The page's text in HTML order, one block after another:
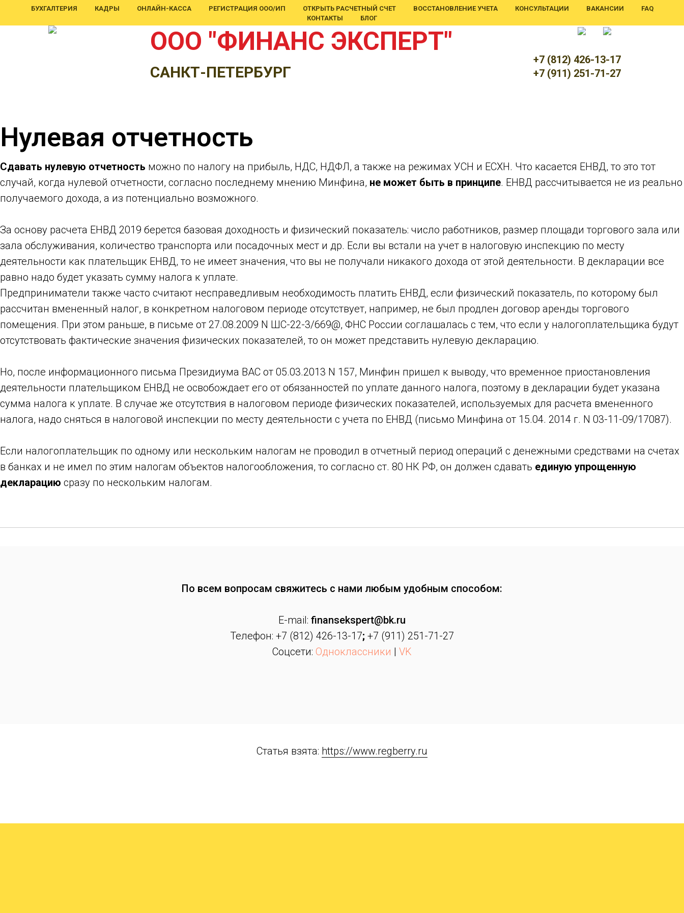
ООО "ФИНАНС ЭКСПЕРТ"
САНКТ-ПЕТЕРБУРГ +7 (911) 251-71-27
+7 (812) 426-13-17
БУХГАЛТЕРИЯ КАДРЫ ОНЛАЙН-КАССА РЕГИСТРАЦИЯ ООО/ИП ОТКРЫТЬ РАСЧЕТНЫЙ СЧЕТ ВОССТАНОВЛЕНИЕ УЧЕТА КОНСУЛЬТАЦИИ ВАКАНСИИ
FAQ
КОНТАКТЫ
БЛОГ
Нулевая отчетность
Сдавать нулевую отчетность можно по налогу на прибыль, НДС, НДФЛ, а также на режимах УСН и ЕСХН. Что касается ЕНВД, то это тот
случай, когда нулевой отчетности, согласно последнему мнению Минфина, не может быть в принципе. ЕНВД рассчитывается не из реально
получаемого дохода, а из потенциально возможного.
За основу расчета ЕНВД 2019 берется базовая доходность и физический показатель: число работников, размер площади торгового зала или
зала обслуживания, количество транспорта или посадочных мест и др. Если вы встали на учет в налоговую инспекцию по месту
деятельности как плательщик ЕНВД, то не имеет значения, что вы не получали никакого дохода от этой деятельности. В декларации все
равно надо будет указать сумму налога к уплате.
Предприниматели также часто считают несправедливым необходимость платить ЕНВД, если физический показатель, по которому был
рассчитан вмененный налог, в конкретном налоговом периоде отсутствует, например, не был продлен договор аренды торгового
помещения. При этом раньше, в письме от 27.08.2009 N ШС-22-3/669@, ФНС России соглашалась с тем, что если у налогоплательщика будут
отсутствовать фактические значения физических показателей, то он может представить нулевую декларацию.
Но, после информационного письма Президиума ВАС от 05.03.2013 N 157, Минфин пришел к выводу, что временное приостановления
деятельности плательщиком ЕНВД не освобождает его от обязанностей по уплате данного налога, поэтому в декларации будет указана
сумма налога к уплате. В случае же отсутствия в налоговом периоде физических показателей, используемых для расчета вмененного
налога, надо сняться в налоговой инспекции по месту деятельности с учета по ЕНВД (письмо Минфина от 15.04. 2014 г. N 03-11-09/17087).
Если налогоплательщик по одному или нескольким налогам не проводил в отчетный период операций с денежными средствами на счетах
в банках и не имел по этим налогам объектов налогообложения, то согласно ст. 80 НК РФ, он должен сдавать единую упрощенную
декларацию сразу по нескольким налогам.
По всем вопросам свяжитесь с нами любым удобным способом:
E-mail: finansekspert@bk.ru
Телефон: +7 (812) 426-13-17; +7 (911) 251-71-27
Соцсети: Одноклассники | VK
Статья взята: https://www.regberry.ru